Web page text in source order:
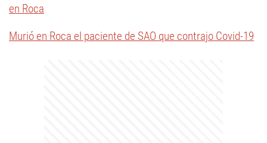
en Roca
Murió en Roca el paciente de SAO que contrajo Covid-19